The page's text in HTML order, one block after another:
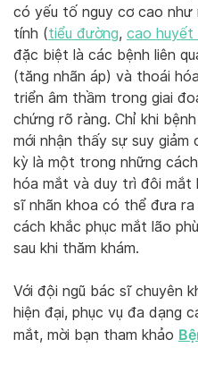
có yếu tố nguy cơ cao như
tính (tiểu đường, cao huyết
đặc biệt là các bệnh liên
(tăng nhãn áp) và thoái
triển âm thầm trong giai
chứng rõ ràng. Chỉ khi
mới nhận thấy sự suy giảm
kỳ là một trong những
hóa mắt và duy trì đôi mắt
sĩ nhãn khoa có thể đưa ra
cách khắc phục mắt lão
sau khi thăm khám.
Với đội ngũ bác sĩ chuyên
hiện đại, phục vụ đa dạng
mắt, mời bạn tham khảo